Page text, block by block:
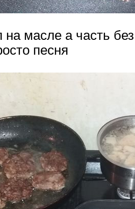
на масле а часть
песня